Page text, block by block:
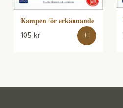
Kampen för erkännande
105kr